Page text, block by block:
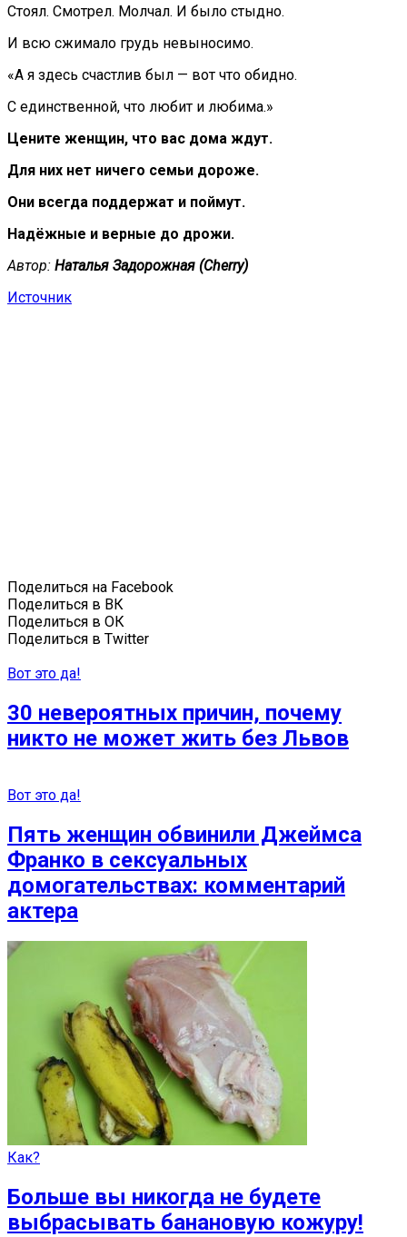
Стоял. Смотрел. Молчал. И было стыдно.
И всю сжимало грудь невыносимо.
«А я здесь счастлив был — вот что обидно.
С единственной, что любит и любима.»
Цените женщин, что вас дома ждут.
Для них нет ничего семьи дороже.
Они всегда поддержат и поймут.
Надёжные и верные до дрожи.
Автор: Наталья Задорожная (Cherry)
Источник
Поделиться на Facebook
Поделиться в ВК
Поделиться в ОК
Поделиться в Twitter
Вот это да!
30 невероятных причин, почему
никто не может жить без Львов
Вот это да!
Пять женщин обвинили Джеймса
Франко в сексуальных
домогательствах: комментарий
актера
Как?
Больше вы никогда не будете
выбрасывать банановую кожуру!